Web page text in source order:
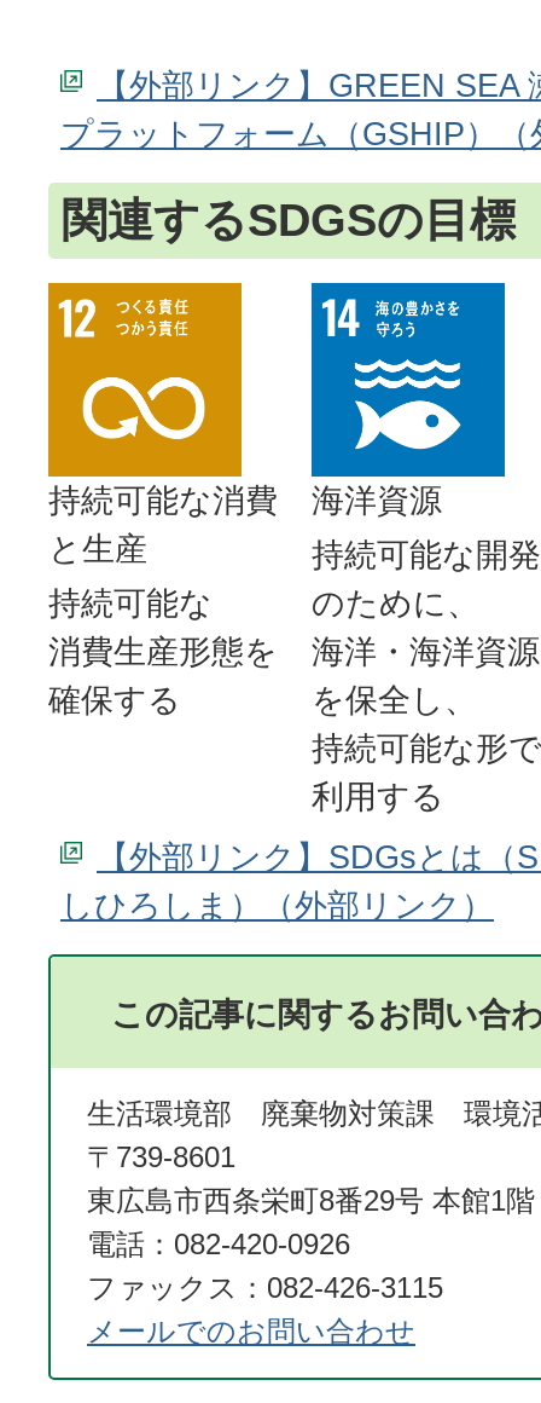
【外部リンク】GREEN SEA
プラットフォーム（GSHIP）
関連するSDGSの目標
持続可能な消費
と 生産
持続可能な
消費生産形態を
確保する
海洋資源
持続可能な開発
のために、
海洋 ・ 海洋資源
を保全し、
持続可能な形で
利用する
【外部リンク】SDGsとは（
しひろしま）
この記事に関するお問い合
生活環境部 廃棄物対策課 環境
〒739-8601
東広島市西条栄町8番29号 本館1階
電話：082-420-0926
ファックス：082-426-3115
メールでのお問い合わせ